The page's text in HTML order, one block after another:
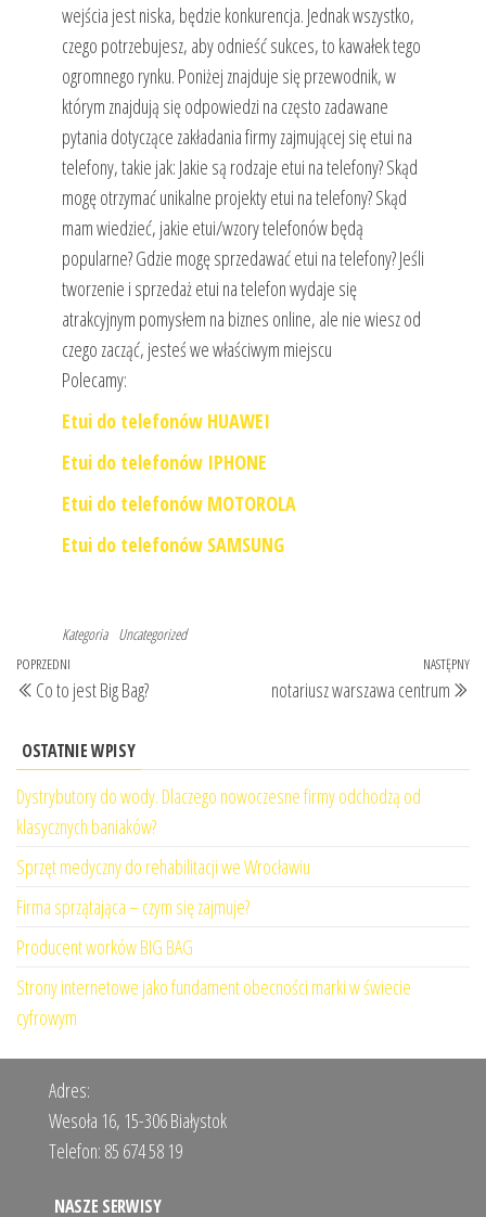
wejścia jest niska, będzie konkurencja. Jednak wszystko,
czego potrzebujesz, aby odnieść sukces, to kawałek tego
ogromnego rynku. Poniżej znajduje się przewodnik, w
którym znajdują się odpowiedzi na często zadawane
pytania dotyczące zakładania firmy zajmującej się etui na
telefony, takie jak: Jakie są rodzaje etui na telefony? Skąd
mogę otrzymać unikalne projekty etui na telefony? Skąd
mam wiedzieć, jakie etui/wzory telefonów będą
popularne? Gdzie mogę sprzedawać etui na telefony? Jeśli
tworzenie i sprzedaż etui na telefon wydaje się
atrakcyjnym pomysłem na biznes online, ale nie wiesz od
czego zacząć, jesteś we właściwym miejscu
Polecamy:
Etui do telefonów HUAWEI
Etui do telefonów IPHONE
Etui do telefonów MOTOROLA
Etui do telefonów SAMSUNG
Kategoria Uncategorized
Nawigacja
wpisu
Poprzedni
wpis
POPRZEDNI
Co to jest Big Bag?
NASTĘPNY
notariusz warszawa centrum
OSTATNIE WPISY
Dystrybutory do wody. Dlaczego nowoczesne firmy odchodzą od
klasycznych baniaków?
Sprzęt medyczny do rehabilitacji we Wrocławiu
Firma sprzątająca – czym się zajmuje?
Producent worków BIG BAG
Strony internetowe jako fundament obecności marki w świecie
cyfrowym
Adres:
Wesoła 16, 15-306 Białystok
Telefon: 85 674 58 19
NASZE SERWISY